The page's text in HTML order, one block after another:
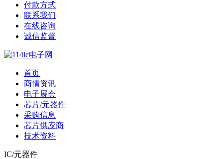
付款方式
联系我们
在线咨询
诚信监督
首页
商情资讯
电子展会
芯片/元器件
采购信息
芯片供应商
技术资料
IC/元器件